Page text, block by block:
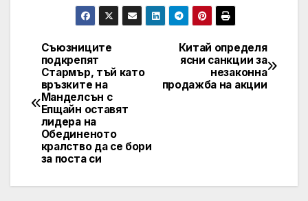
Post
navigation
Китай определя
ясни санкции за
незаконна
продажба на акции
Съюзниците
подкрепят
Стармър, тъй като
връзките на
Манделсън с
Епщайн оставят
лидера на
Обединеното
кралство да се бори
за поста си